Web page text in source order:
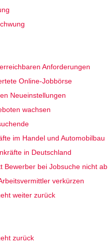
Anforderungen
Online-Jobbörse
Neueinstellungen
wachsen
im Handel und Automobilbau
in Deutschland
Bewerber bei Jobsuche nicht ab
verkürzen
weiter zurück
zurück